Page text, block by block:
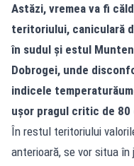
Astăzi, vremea va fi
teritoriului, caniculară
în sudul și estul
Dobrogei, unde
indicele
ușor pragul critic de
În restul teritoriului
anterioară, se vor situa